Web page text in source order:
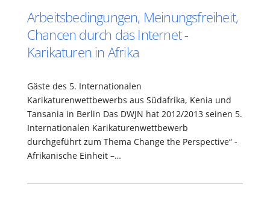
Arbeitsbedingungen, Meinungsfreiheit,
Chancen durch das Internet -
Karikaturen in Afrika
Gäste des 5. Internationalen
Karikaturenwettbewerbs aus Südafrika, Kenia und
Tansania in Berlin Das DWJN hat 2012/2013 seinen 5.
Internationalen Karikaturenwettbewerb
durchgeführt zum Thema Change the Perspective“ -
Afrikanische Einheit –…